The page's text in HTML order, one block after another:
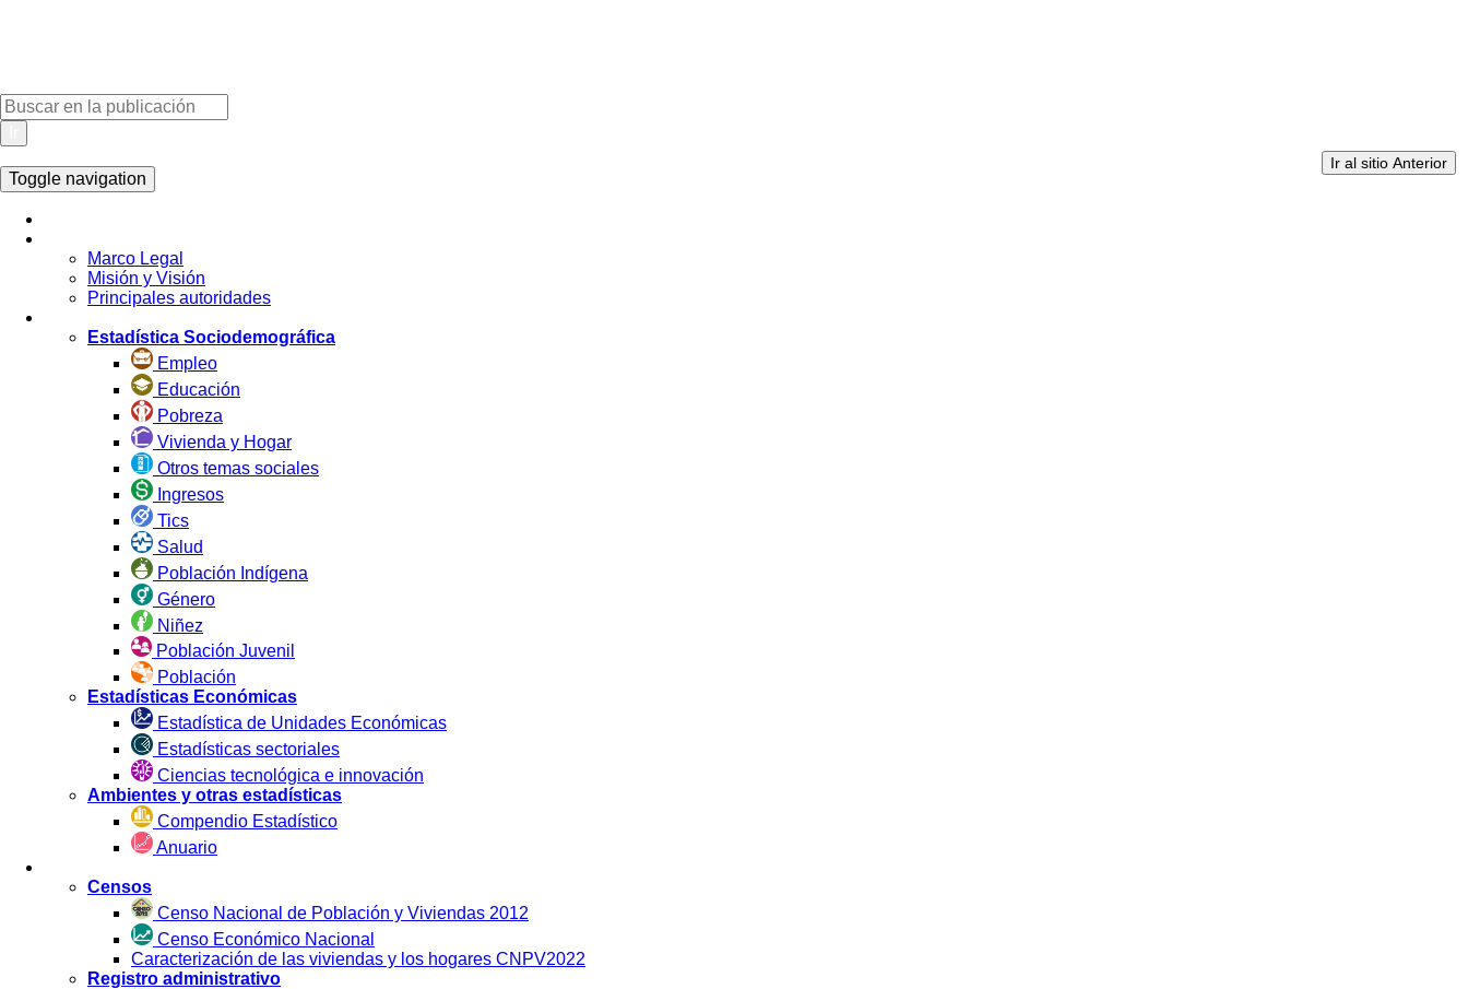
Ir al sitio Anterior
Toggle navigation
Marco Legal
Misión y Visión
Principales autoridades
Estadística Sociodemográfica
Empleo
Educación
Pobreza
Vivienda y Hogar
Otros temas sociales
Ingresos
Tics
Salud
Población Indígena
Género
Niñez
Población Juvenil
Población
Estadísticas Económicas
Estadística de Unidades Económicas
Estadísticas sectoriales
Ciencias tecnológica e innovación
Ambientes y otras estadísticas
Compendio Estadístico
Anuario
Censos
Censo Nacional de Población y Viviendas 2012
Censo Económico Nacional
Caracterización de las viviendas y los hogares CNPV2022
Registro administrativo